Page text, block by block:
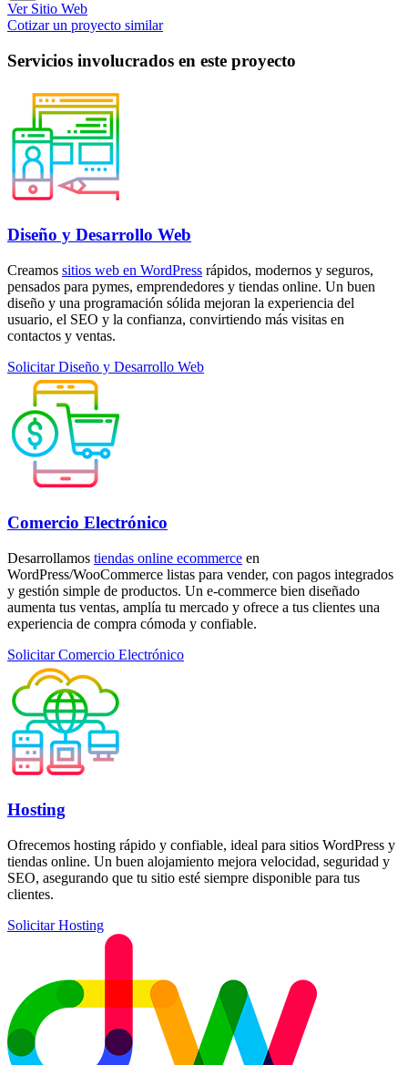
Email
Ver Sitio Web
Cotizar un proyecto similar
Servicios involucrados en este proyecto
Diseño y Desarrollo Web
Creamos sitios web en WordPress rápidos, modernos y seguros,
pensados para pymes, emprendedores y tiendas online. Un buen
diseño y una programación sólida mejoran la experiencia del
usuario, el SEO y la confianza, convirtiendo más visitas en
contactos y ventas.
Solicitar Diseño y Desarrollo Web
Comercio Electrónico
Desarrollamos tiendas online ecommerce en
WordPress/WooCommerce listas para vender, con pagos integrados
y gestión simple de productos. Un e‑commerce bien diseñado
aumenta tus ventas, amplía tu mercado y ofrece a tus clientes una
experiencia de compra cómoda y confiable.
Solicitar Comercio Electrónico
Hosting
Ofrecemos hosting rápido y confiable, ideal para sitios WordPress y
tiendas online. Un buen alojamiento mejora velocidad, seguridad y
SEO, asegurando que tu sitio esté siempre disponible para tus
clientes.
Solicitar Hosting